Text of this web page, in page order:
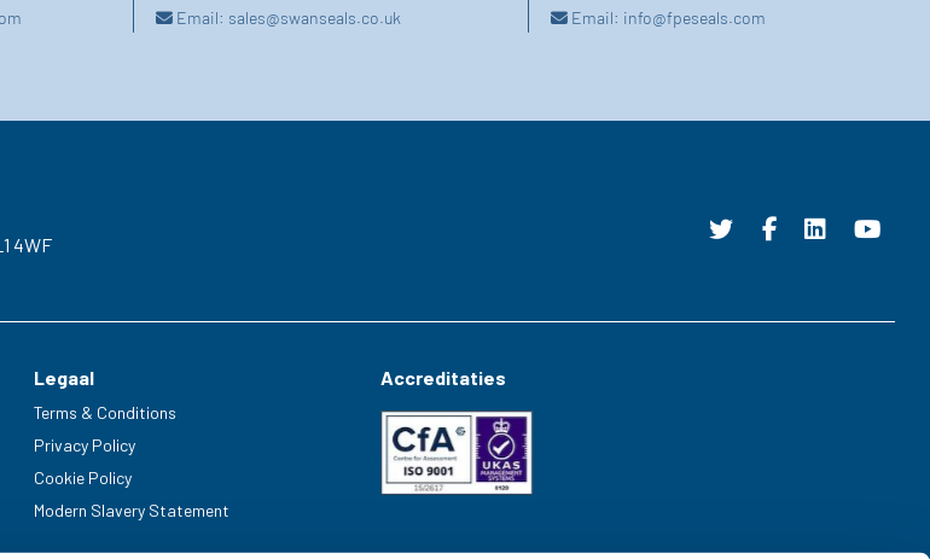
Email: sales@swanseals.co.uk
Email: info@fpeseals.com
4WF
Legaal
Terms & Conditions
Privacy Policy
Cookie Policy
Modern Slavery Statement
Accreditaties